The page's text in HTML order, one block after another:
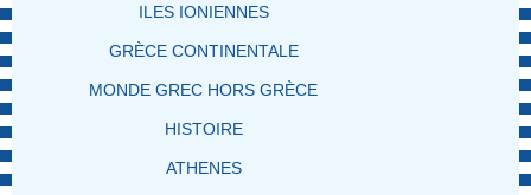
ILES IONIENNES
GRÈCE CONTINENTALE
MONDE GREC HORS GRÈCE
HISTOIRE
ATHENES